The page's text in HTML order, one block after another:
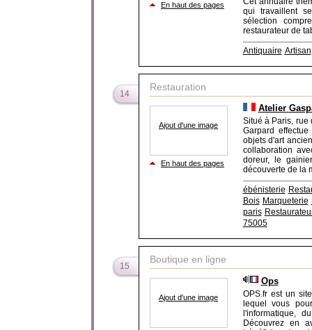
En haut des pages
qui travaillent
sélection
restaurateur de
Antiquaire Artisan
14
Restauration
Ajout d'une image
En haut des pages
Atelier
Situé à Paris, rue
Garpard
objets d'art
collaboration
doreur, le
découverte de la
ébénisterie
Bois Marqueterie
paris
75005
15
Boutique en ligne
Ajout d'une image
Ops
OPS.fr est un
lequel vous
l'informatique,
Découvrez en